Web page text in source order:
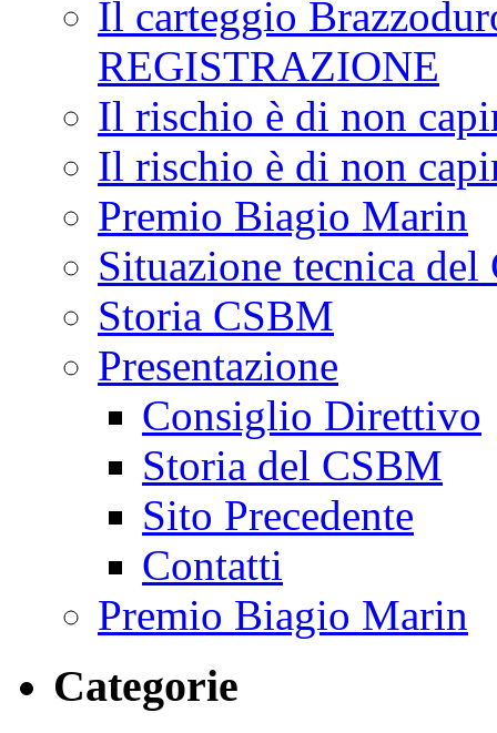
Il carteggio
REGISTRAZIONE
Il rischio è di non
Il rischio è di non
Premio Biagio Marin
Situazione tecnica
Storia CSBM
Presentazione
Consiglio Direttivo
Storia del CSBM
Sito Precedente
Contatti
Premio Biagio Marin
Categorie